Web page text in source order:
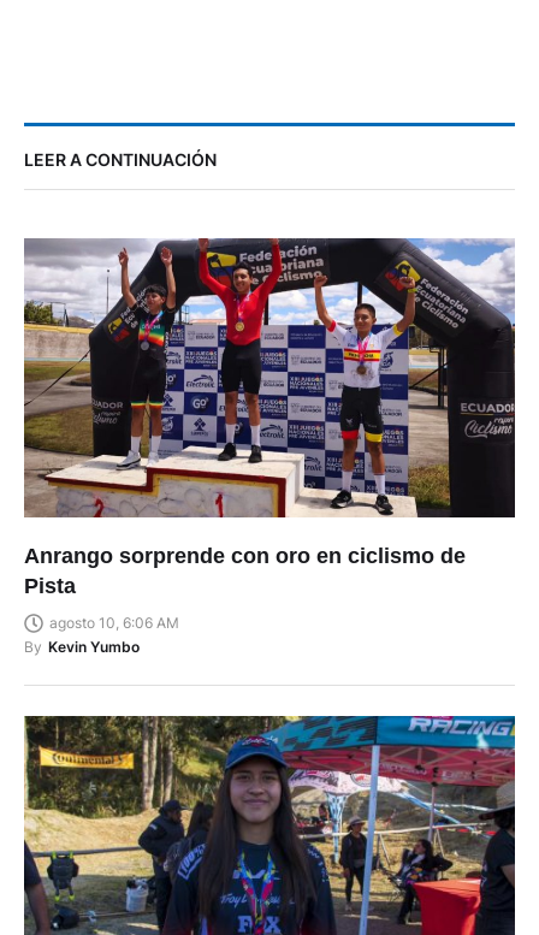
LEER A CONTINUACIÓN
Pista
agosto 10, 6:06 AM
By Kevin Yumbo